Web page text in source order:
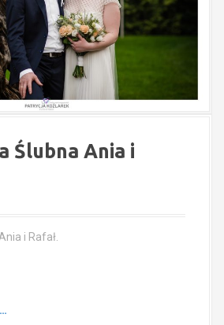
Ślubna Ania i
i Rafał.